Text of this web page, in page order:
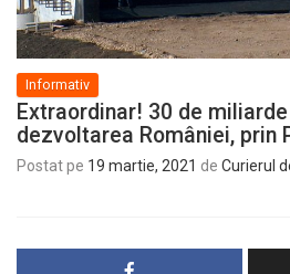
Informativ
Extraordinar! 30 de
dezvoltarea României, prin
Postat pe 19 martie, 2021 de Curierul